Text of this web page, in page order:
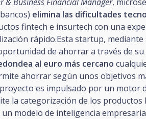
elimina las dificultades
fintech e insurtech con una
rápido.Esta startup, mediante
de ahorrar a través de su
al euro más cercano
ahorrar según unos objetivos
es impulsado por un motor
la categorización de los productos
modelo de inteligencia